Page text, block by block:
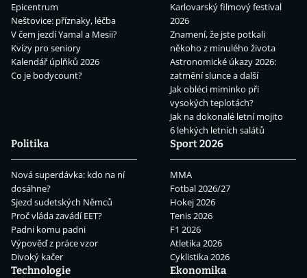
Epicentrum
Neštovice: příznaky, léčba
V čem jezdí Yamal a Mesii?
Kvízy pro seniory
Kalendář úplňků 2026
Co je bodycount?
Karlovarský filmový festival
2026
Znamení, že jste potkali
někoho z minulého života
Astronomické úkazy 2026:
zatmění slunce a další
Jak obléci miminko při
vysokých teplotách?
Jak na dokonalé letní mojito
6 lehkých letních salátů
Politika
Nová superdávka: kdo na ní
dosáhne?
Sjezd sudetských Němců
Proč vláda zavádí EET?
Padni komu padni
Výpověď z práce vzor
Divoký kačer
Sport 2026
MMA
Fotbal 2026/27
Hokej 2026
Tenis 2026
F1 2026
Atletika 2026
Cyklistika 2026
Technologie
Ekonomika